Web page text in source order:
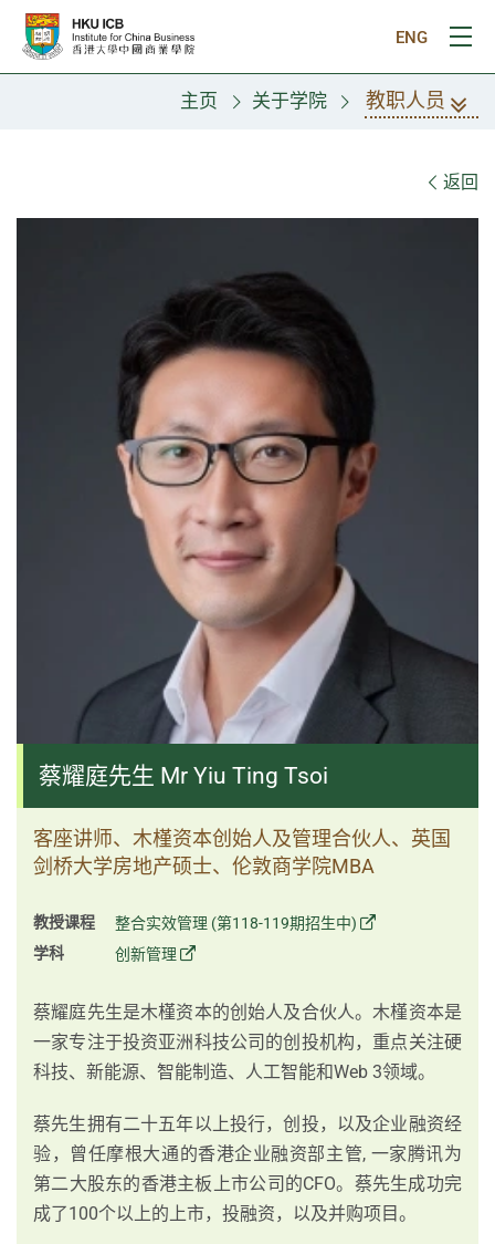
跳往主要内容
ENG
打
主页 关于学院 教职人员
返回
蔡耀庭先生 Mr Yiu Ting Tsoi
客座讲师、木槿资本创始人及管理合伙人、英国
剑桥大学房地产硕士、伦敦商学院MBA
教授课程
整合实效管理 (第118-119期招生中)
学科
创新管理
蔡耀庭先生是木槿资本的创始人及合伙人。木槿资本是
一家专注于投资亚洲科技公司的创投机构，重点关注硬
科技、新能源、智能制造、人工智能和Web 3领域。
蔡先生拥有二十五年以上投行，创投，以及企业融资经
验，曾任摩根大通的香港企业融资部主管, 一家腾讯为
第二大股东的香港主板上市公司的CFO。蔡先生成功完
成了100个以上的上市，投融资，以及并购项目。